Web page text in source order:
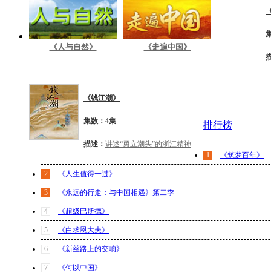
《人与自然》 《走遍中国》
《钱江潮》
集数：4集
描述： 讲述“勇立潮头”的浙江精神
排行榜
1 《筑梦百年》
2 《人生值得一过》
3 《永远的行走：与中国相遇》第二季
4 《超级巴斯德》
5 《白求恩大夫》
6 《新丝路上的交响》
7 《何以中国》